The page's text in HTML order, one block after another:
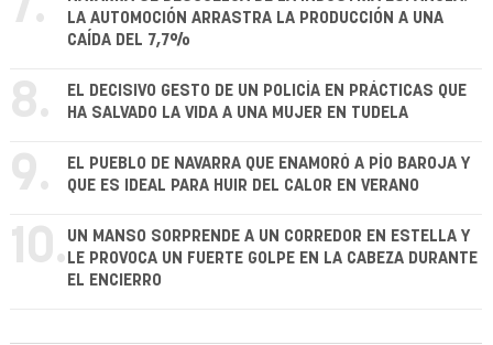
LA AUTOMOCIÓN ARRASTRA LA PRODUCCIÓN A UNA
CAÍDA DEL 7,7%
8.
EL DECISIVO GESTO DE UN POLICÍA EN PRÁCTICAS QUE
HA SALVADO LA VIDA A UNA MUJER EN TUDELA
9.
EL PUEBLO DE NAVARRA QUE ENAMORÓ A PÍO BAROJA Y
QUE ES IDEAL PARA HUIR DEL CALOR EN VERANO
10. UN MANSO SORPRENDE A UN CORREDOR EN ESTELLA Y
LE PROVOCA UN FUERTE GOLPE EN LA CABEZA DURANTE
EL ENCIERRO